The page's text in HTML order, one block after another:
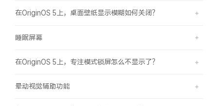
在OriginOS 5上，桌面壁纸显示模糊如何关闭？
睡眠屏幕
在OriginOS 5上，专注模式锁屏怎么不显示了？
晕动视觉辅助功能